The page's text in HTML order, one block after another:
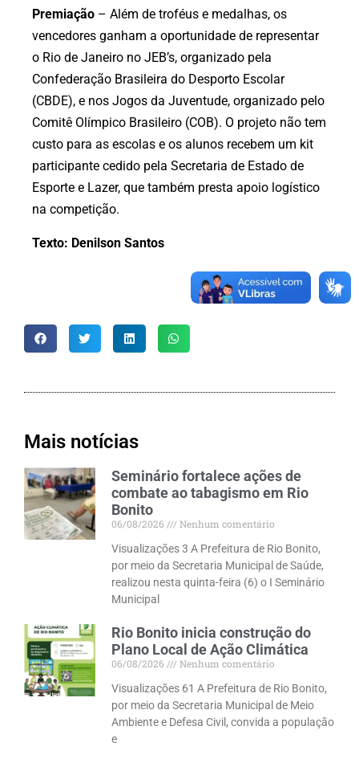
Premiação – Além de troféus e medalhas, os
vencedores ganham a oportunidade de representar
o Rio de Janeiro no JEB’s, organizado pela
Confederação Brasileira do Desporto Escolar
(CBDE), e nos Jogos da Juventude, organizado pelo
Comitê Olímpico Brasileiro (COB). O projeto não tem
custo para as escolas e os alunos recebem um kit
participante cedido pela Secretaria de Estado de
Esporte e Lazer, que também presta apoio logístico
na competição.
Texto: Denilson Santos
Mais notícias
Seminário fortalece ações de
combate ao tabagismo em Rio
Bonito
06/08/2026
Nenhum comentário
Visualizações 3 A Prefeitura de Rio Bonito,
por meio da Secretaria Municipal de Saúde,
realizou nesta quinta-feira (6) o I Seminário
Municipal
Rio Bonito inicia construção do
Plano Local de Ação Climática
06/08/2026
Nenhum comentário
Visualizações 61 A Prefeitura de Rio Bonito,
por meio da Secretaria Municipal de Meio
Ambiente e Defesa Civil, convida a população
e